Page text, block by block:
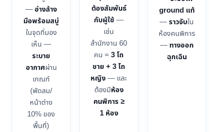
—อ่างล้าง
มือพร้อมสบู่
ในจุดที่มอง
เห็น —
ระบาย
อากาศผ่าน
เกณฑ์
(พัดลม/
หน้าต่าง
10% ของ
พื้นที่)
ต้องสัมพันธ์
กับผู้ใช้—
เช่น
สำนักงาน 60
คน =3 โถ
ชาย + 3 โถ
หญิง— และ
ต้องมีห้อง
คนพิการ ≥
1 ห้อง
ground แท้
—ราวจับใน
ห้องคนพิการ
— ทางออก
ฉุกเฉิน